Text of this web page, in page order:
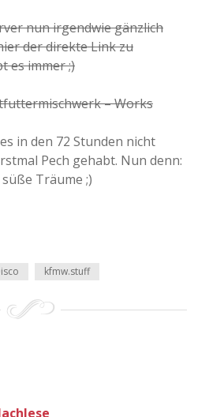
2019
2022
nun irgendwie gänzlich
der direkte Link zu
es immer ;)
– Works
in den 72 Stunden nicht
Pech gehabt. Nun denn:
Träume ;)
kfmw.stuff